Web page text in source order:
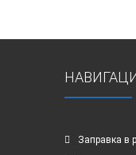
Заправка в